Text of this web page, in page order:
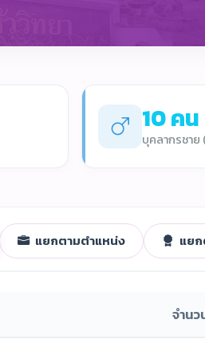
10 คน
บุคลากรชาย
แยกตามตำแหน่ง แย
จำน